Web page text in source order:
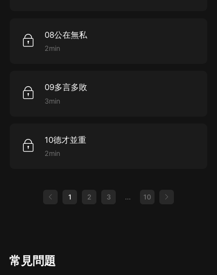
08公在無私
2min
09多言多敗
3min
10德才並重
2min
1 2 3 ... 10
常見問題